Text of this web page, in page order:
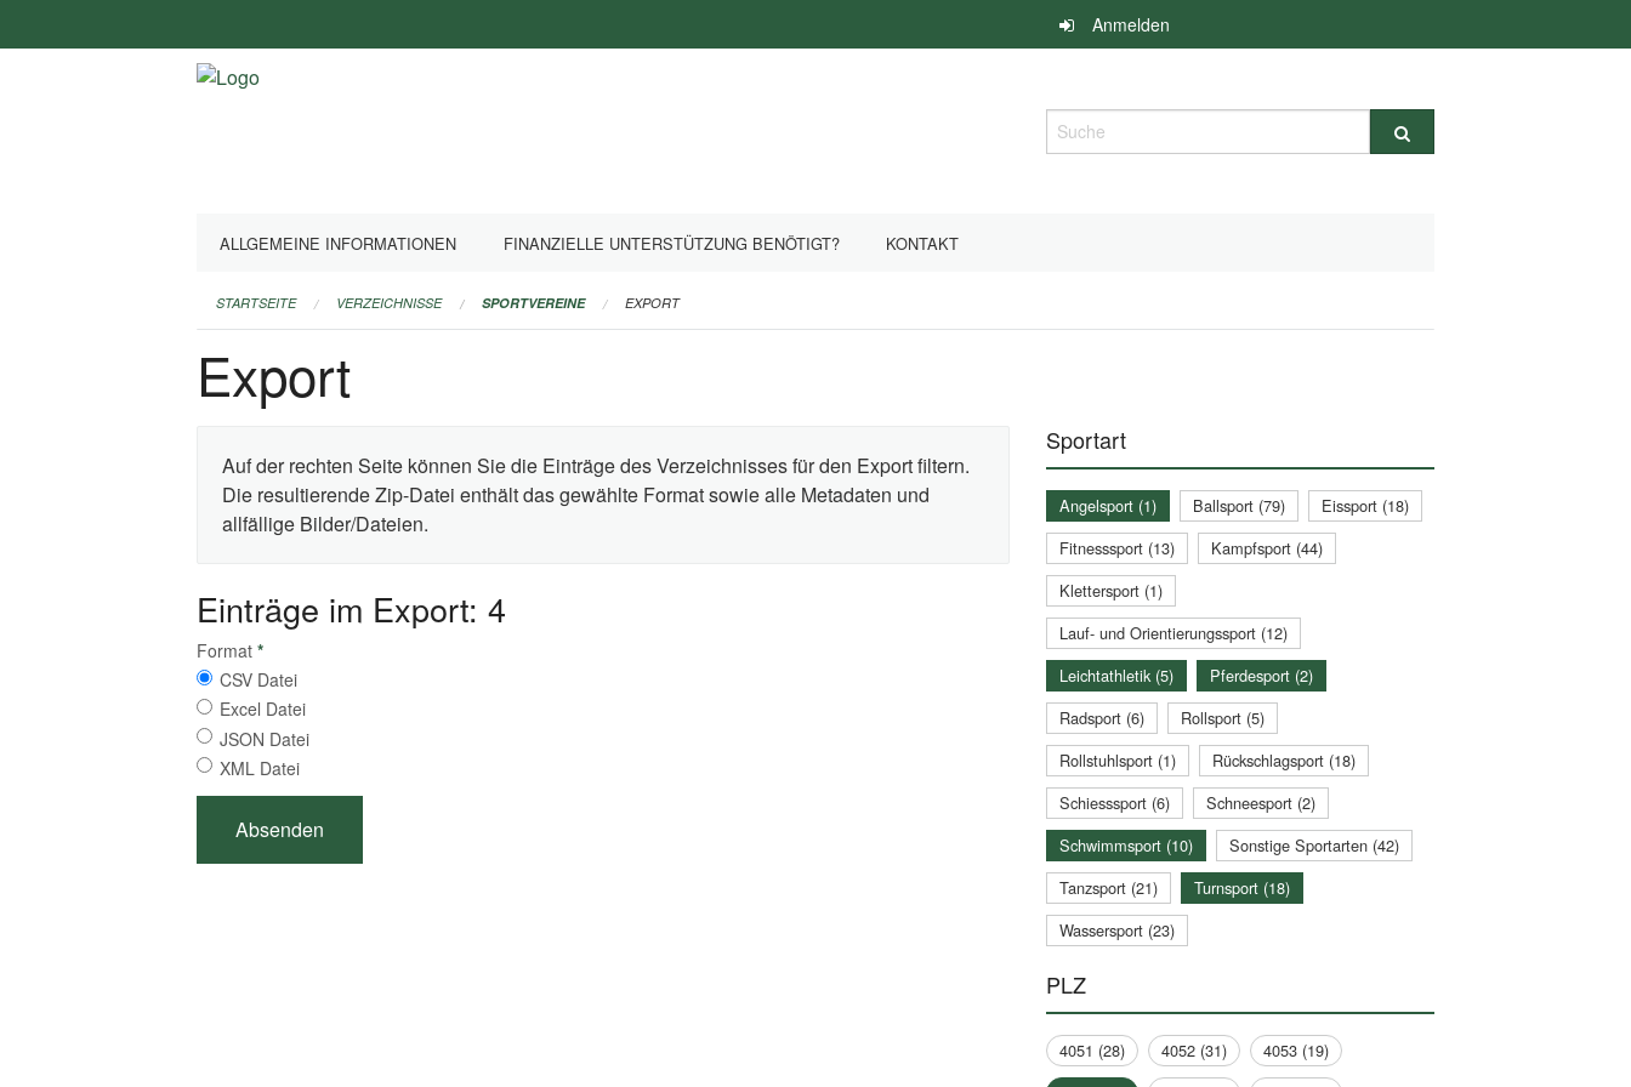
überspringen
Anmelden
Suche
ALLGEMEINE INFORMATIONEN FINANZIELLE UNTERSTÜTZUNG BENÖTIGT? KONTAKT
STARTSEITE VERZEICHNISSE SPORTVEREINE EXPORT
Export
Auf der rechten Seite können Sie die Einträge des Verzeichnisses für den Export filtern.
Die resultierende Zip-Datei enthält das gewählte Format sowie alle Metadaten und
allfällige Bilder/Dateien.
Einträge im Export: 4
Format *
CSV Datei
Excel Datei
JSON Datei
XML Datei
Sportart
Angelsport (1) Ballsport (79)
Eissport (18)
Fitnesssport (13)
Kampfsport (44)
Klettersport (1)
Lauf- und Orientierungssport (12)
Leichtathletik (5)
Pferdesport (2)
Radsport (6)
Rollsport (5)
Rollstuhlsport (1)
Rückschlagsport (18)
Schiesssport (6)
Schneesport (2)
Schwimmsport (10)
Sonstige Sportarten (42)
Tanzsport (21)
Turnsport (18)
Wassersport (23)
PLZ
4051 (28) 4052 (31)
4053 (19)